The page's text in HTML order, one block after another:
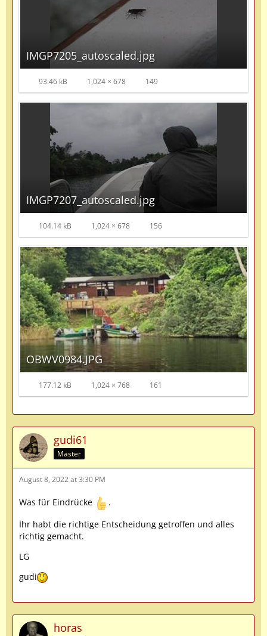
IMGP7205_autoscaled.jpg
93.46 kB 1,024 × 678 149
IMGP7207_autoscaled.jpg
104.14 kB 1,024 × 678 156
OBWV0984.JPG
177.12 kB 1,024 × 768 161
gudi61
Master
August 8, 2022 at 3:30 PM
Was für Eindrücke
.
Ihr habt die richtige Entscheidung getroffen und alles
richtig gemacht.
LG
gudi
horas